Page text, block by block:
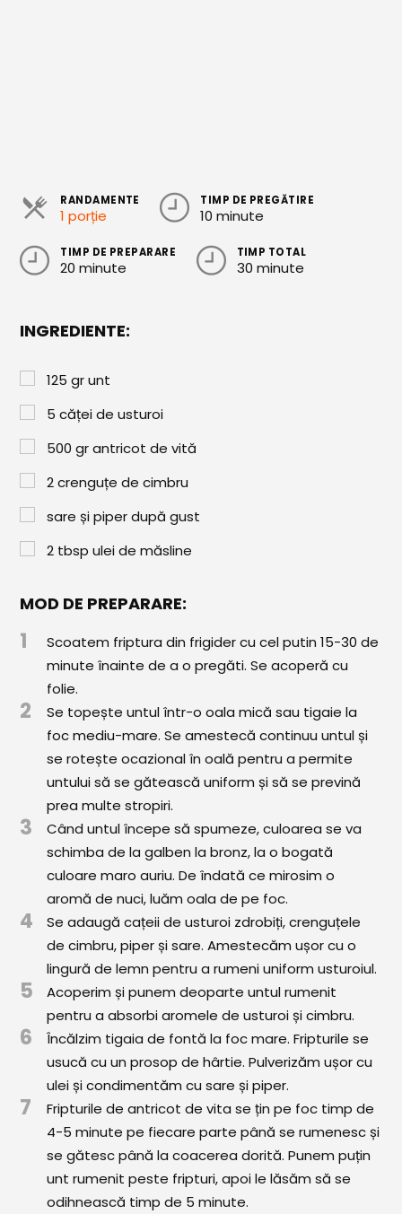
Conserve
Sirop / Compot
Garnituri
Pâine
Paste & Risotto
Patiserie
Aluaturi Dulci
Aluaturi Sărate
Pizza
Rețete Vegetariene
Salate
Sandwichuri și Wraps
Supe și Ciorbe
Rețete Video
Comunitatea
iCooking
Librărie
Adaugă o rețetă
Cum adăugăm o rețetă
Regulament de postare
CONCURS
RANDAMENTE
1 porție
TIMP DE PREGĂTIRE
10 minute
TIMP DE PREPARARE
20 minute
TIMP TOTAL
30 minute
INGREDIENTE:
125 gr unt
5 căței de usturoi
500 gr antricot de vită
2 crenguțe de cimbru
sare și piper după gust
2 tbsp ulei de măsline
MOD DE PREPARARE:
1
Scoatem friptura din frigider cu cel putin 15-30 de
minute înainte de a o pregăti. Se acoperă cu
folie.
2
Se topește untul într-o oala mică sau tigaie la
foc mediu-mare. Se amestecă continuu untul și
se rotește ocazional în oală pentru a permite
untului să se gătească uniform și să se prevină
prea multe stropiri.
3
Când untul începe să spumeze, culoarea se va
schimba de la galben la bronz, la o bogată
culoare maro auriu. De îndată ce mirosim o
aromă de nuci, luăm oala de pe foc.
4
Se adaugă cațeii de usturoi zdrobiți, crenguțele
de cimbru, piper și sare. Amestecăm ușor cu o
lingură de lemn pentru a rumeni uniform usturoiul.
5
Acoperim și punem deoparte untul rumenit
pentru a absorbi aromele de usturoi și cimbru.
6
Încălzim tigaia de fontă la foc mare. Fripturile se
usucă cu un prosop de hârtie. Pulverizăm ușor cu
ulei și condimentăm cu sare și piper.
7
Fripturile de antricot de vita se țin pe foc timp de
4-5 minute pe fiecare parte până se rumenesc și
se gătesc până la coacerea dorită. Punem puțin
unt rumenit peste fripturi, apoi le lăsăm să se
odihnească timp de 5 minute.